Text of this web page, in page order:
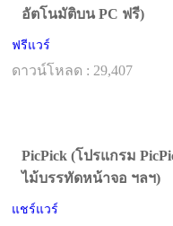
อัตโนมัติบน PC ฟรี)
ฟรีแวร์
ดาวน์โหลด : 29,407
PicPick (โปรแกรม
ไม้บรรทัดหน้าจอ ฯลฯ)
แชร์แวร์